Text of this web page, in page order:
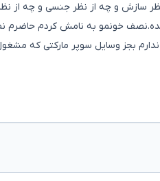
نظر سازش و چه از نظر جنسی و چه
خونمو به نامش کردم حاضرم
بجز وسایل سوپر مارکتی که